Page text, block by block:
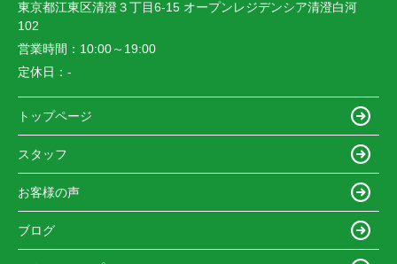
東京都江東区清澄３丁目6-15 オープンレジデンシア清澄白河
102
営業時間： 10:00～19:00
定休日： -
トップページ
スタッフ
お客様の声
ブログ